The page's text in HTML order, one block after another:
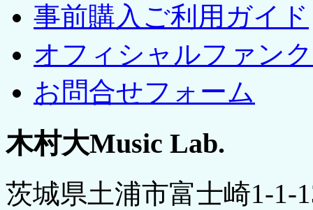
事前購入ご利用ガイド
オフィシャルファン
お問合せフォーム
木村大Music Lab.
茨城県土浦市富士崎1-